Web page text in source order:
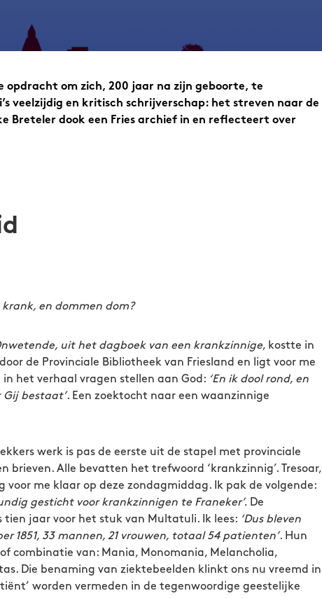
opdracht om zich, 200 jaar na zijn geboorte, te
veelzijdig en kritisch schrijverschap: het streven naar de
Breteler dook een Fries archief in en reflecteert over
en dommen dom?
uit het dagboek van een krankzinnige, kostte in
de Provinciale Bibliotheek van Friesland en ligt voor me
het verhaal vragen stellen aan God: ‘En ik dool rond, en
bestaat’. Een zoektocht naar een waanzinnige
werk is pas de eerste uit de stapel met provinciale
brieven. Alle bevatten het trefwoord ‘krankzinnig’. Tresoar,
voor me klaar op deze zondagmiddag. Ik pak de volgende:
gesticht voor krankzinnigen te Franeker’. De
tien jaar voor het stuk van Multatuli. Ik lees: ‘Dus bleven
1851, 33 mannen, 21 vrouwen, totaal 54 patienten’. Hun
combinatie van: Mania, Monomania, Melancholia,
Die benaming van ziektebeelden klinkt ons nu vreemd in
worden vermeden in de tegenwoordige geestelijke